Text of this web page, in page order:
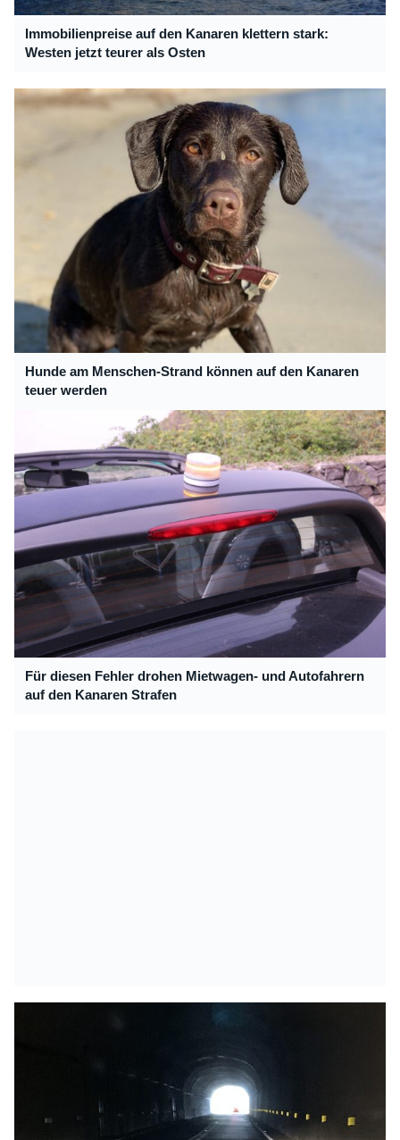
Immobilienpreise auf den Kanaren klettern stark:
Westen jetzt teurer als Osten
Hunde am Menschen-Strand können auf den Kanaren
teuer werden
Für diesen Fehler drohen Mietwagen- und Autofahrern
auf den Kanaren Strafen